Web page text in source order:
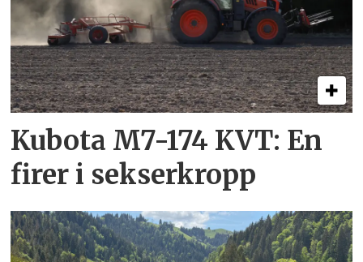
Kubota M7-174 KVT: En
firer i sekserkropp